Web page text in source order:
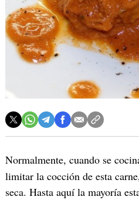
Normalmente, cuando se
limitar la cocción de esta
seca. Hasta aquí la mayoría